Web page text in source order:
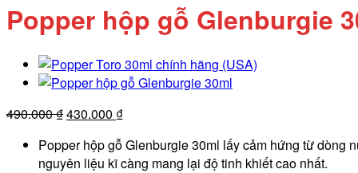
Popper hộp gỗ Glenburgie
490.000₫Giá
là:
490.000 ₫.
430.000 ₫Giá
tại
là:
Popper hộp gỗ Glenburgie 30ml lấy cảm hứng từ dòng
nguyên liệu kĩ càng mang lại độ tinh khiết cao nhất.